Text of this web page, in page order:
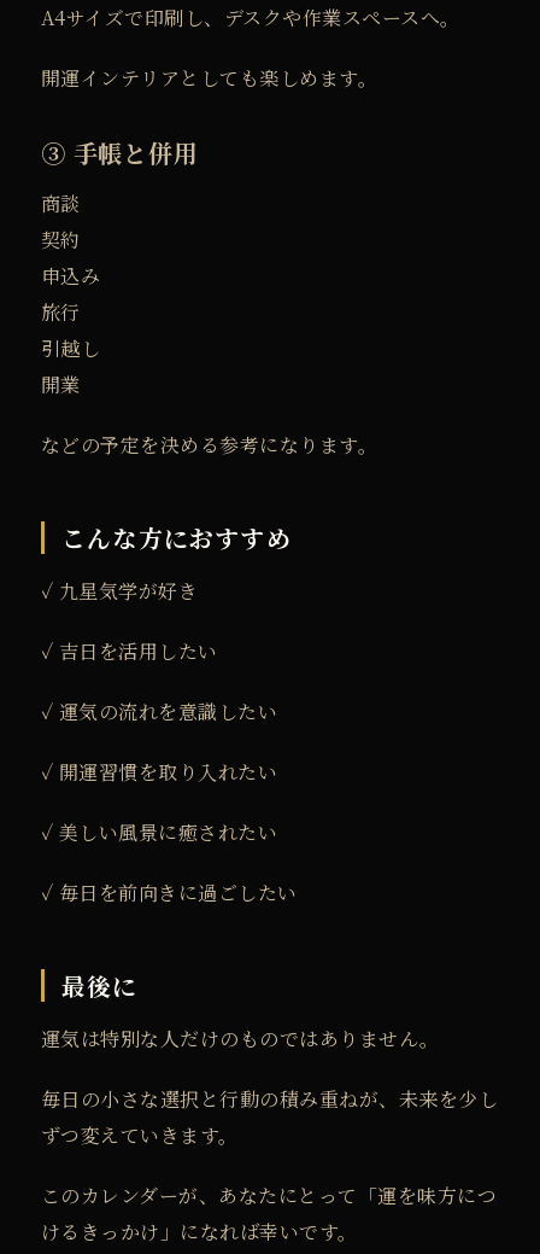
の
マ
ト
フ
ォ
ン
用
壁
紙
レ
ダ
ー
個
A4サイズで印刷し、 デスクや作業スペースへ。
開運インテリアとしても楽しめます。
③ 手帳と併用
商談
契約
申込み
旅行
引越し
開業
などの予定を決める参考になります。
こんな方におすすめ
✓ 九星気学が好き
✓ 吉日を活用したい
✓ 運気の流れを意識したい
✓ 開運習慣を取り入れたい
✓ 美しい風景に癒されたい
✓ 毎日を前向きに過ごしたい
最後に
運気は特別な人だけのものではありません。
毎日の小さな選択と行動の積み重ねが、 未来を少し
ずつ変えていきます。
このカレンダーが、 あなたにとって「運を味方につ
けるきっかけ」になれば幸いです。